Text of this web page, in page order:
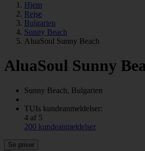
Hjem
Rejse
Bulgarien
Sunny Beach
AluaSoul Sunny Beach
AluaSoul Sunny
Sunny Beach, Bulgarien
TUIs kundeanmeldelser:
4 af 5
200 kundeanmeldelser
Se priser